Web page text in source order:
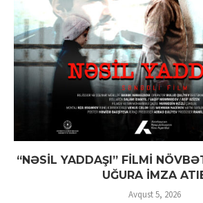
“NƏSİL YADDAŞI” FİLMİ
UĞURA İMZA
Avqust 5, 2026